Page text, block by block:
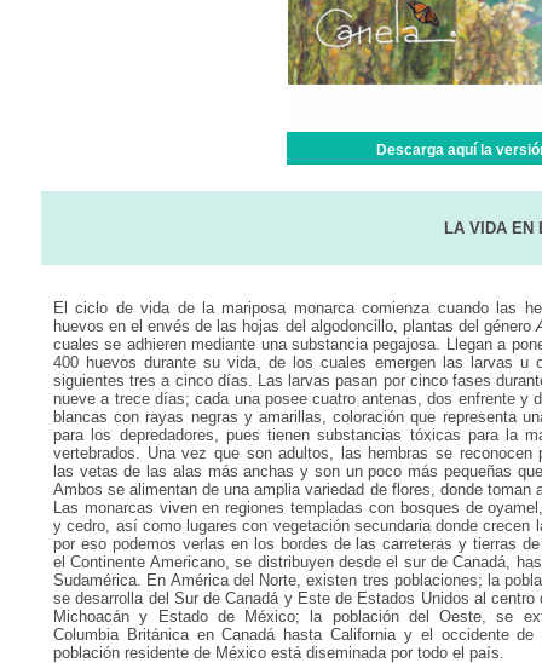
Descarga aquí la
LA VIDA EN
El ciclo de vida de la mariposa monarca comienza cuando las
huevos en el envés de las hojas del algodoncillo, plantas del género
cuales se adhieren mediante una substancia pegajosa. Llegan a
400 huevos durante su vida, de los cuales emergen las larvas u
siguientes tres a cinco días. Las larvas pasan por cinco fases
nueve a trece días; cada una posee cuatro antenas, dos enfrente y
blancas con rayas negras y amarillas, coloración que representa
para los depredadores, pues tienen substancias tóxicas para la
vertebrados. Una vez que son adultos, las hembras se reconocen
las vetas de las alas más anchas y son un poco más pequeñas
Ambos se alimentan de una amplia variedad de flores, donde toman
Las monarcas viven en regiones templadas con bosques de
y cedro, así como lugares con vegetación secundaria donde crecen
por eso podemos verlas en los bordes de las carreteras y tierras
el Continente Americano, se distribuyen desde el sur de Canadá,
Sudamérica. En América del Norte, existen tres poblaciones; la
se desarrolla del Sur de Canadá y Este de Estados Unidos al centro
Michoacán y Estado de México; la población del Oeste, se
Columbia Británica en Canadá hasta California y el occidente
población residente de México está diseminada por todo el país.